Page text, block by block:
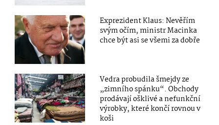
Exprezident Klaus: Nevěřím
svým očím, ministr Macinka
chce být asi se všemi za dobře
Vedra probudila šmejdy ze
„zimního spánku“. Obchody
prodávají ošklivé a nefunkční
výrobky, které končí rovnou v
koši